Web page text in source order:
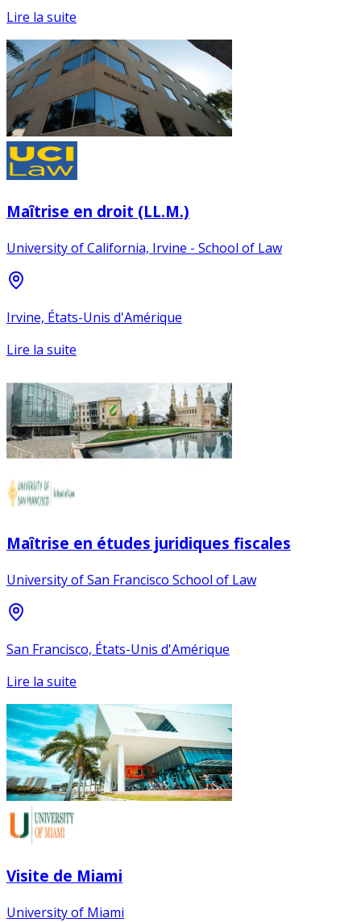
Lire la suite
Maîtrise en droit (LL.M.)
University of California, Irvine - School of Law
Irvine, États-Unis d'Amérique
Lire la suite
Maîtrise en études juridiques fiscales
University of San Francisco School of Law
San Francisco, États-Unis d'Amérique
Lire la suite
Visite de Miami
University of Miami